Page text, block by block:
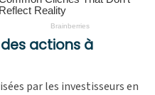
actions à
par les investisseurs en